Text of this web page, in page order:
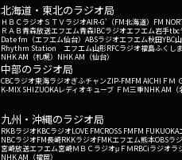
北海道・東北のラジオ局
ＨＢＣラジオＳＴＶラジオAIR-G'（FM北海道） FM
ＲＡＢ青森放送エフエム青森IBCラジオエフエム岩手tbc
Date fm（エフエム仙台） ABSラジオエフエム秋田YBC
Rhythm Station エフエム山形RFCラジオ福島ふくし
NHK AM（札幌） NHK AM（仙台）
中部のラジオ局
CBCラジオ東海ラジオぎふチャンZIP-FMFM AICHI ＦＭ
K-MIX SHIZUOKAレディオキューブ ＦＭ三重NHK AM（
九州・沖縄のラジオ局
RKBラジオKBCラジオLOVE FMCROSS FMFM FUKUOKA
NBCラジオFM長崎RKKラジオFMKエフエム熊本OBSラ
宮崎放送エフエム宮崎ＭＢＣラジオμＦＭRBCiラジオラ
NHK AM（福岡）